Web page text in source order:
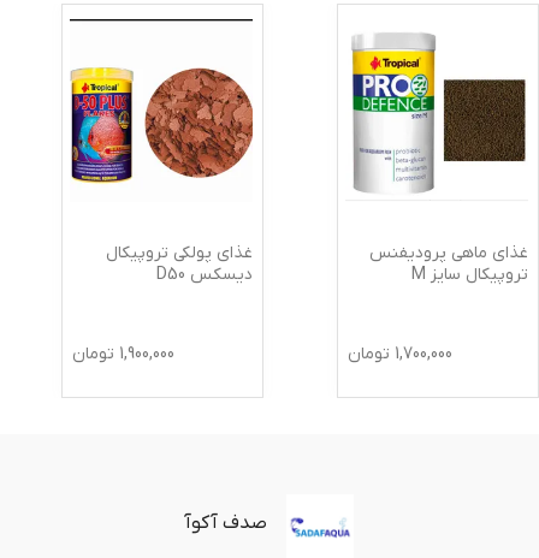
غذای ماهی پرودیفنس
تروپیکال سایز M
1,700,000 تومان
غذای پولکی تروپیکال
دیسکس D50
1,900,000 تومان
صدف آکوآ